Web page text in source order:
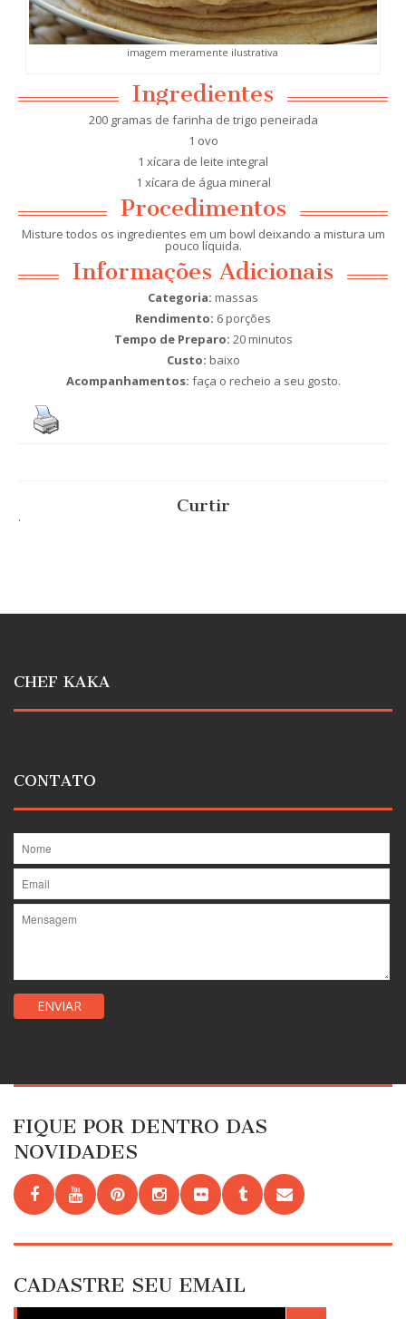
imagem meramente ilustrativa
Ingredientes
200 gramas de farinha de trigo peneirada
1 ovo
1 xícara de leite integral
1 xícara de água mineral
Procedimentos
Misture todos os ingredientes em um bowl deixando a mistura um
pouco líquida.
Informações Adicionais
Categoria: massas
Rendimento: 6 porções
Tempo de Preparo: 20 minutos
Custo: baixo
Acompanhamentos: faça o recheio a seu gosto.
Curtir
.
CHEF KAKA
CONTATO
FIQUE POR DENTRO DAS
NOVIDADES
CADASTRE SEU EMAIL